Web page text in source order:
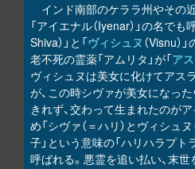
インド南部のケララ州やその
「アイエナル（Iyenar）」の名でも
Shiva）」と「ヴィシュヌ （Visnu）
老不死の霊薬「アムリタ」が「ア
ヴィシュヌは美女に化けてアス
が、この時シヴァが美女になっ
きれず、交わって生まれたのが
め「シヴァ（＝ハリ）とヴィシュ
子」という意味の「ハリハラプト
呼ばれる。悪霊を追い払い、末